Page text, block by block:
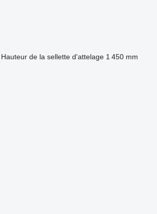
Hauteur de la sellette d'attelage 1 450 mm